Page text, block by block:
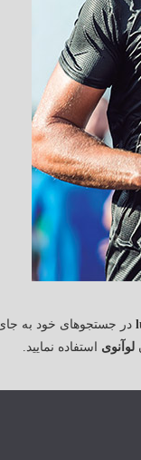
در جستجوهای خود به
لوآنوی استفاده نمایید.